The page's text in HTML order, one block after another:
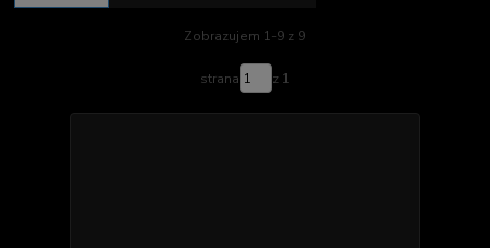
Zobrazujem 1-9 z 9
strana z 1